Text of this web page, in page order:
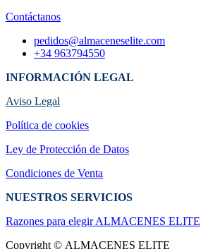
Contáctanos
pedidos@almaceneselite.com
+34 963794550
INFORMACIÓN LEGAL
Aviso Legal
Política de cookies
Ley de Protección de Datos
Condiciones de Venta
NUESTROS SERVICIOS
Razones para elegir ALMACENES ELI​TE
Copyright © ALMACENES ELITE